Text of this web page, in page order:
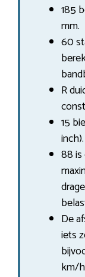
185
mm.
60
R
15
inch).
88
De
iets
km/